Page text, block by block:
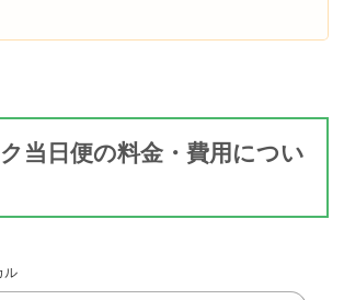
当日便の料金・費用につい
ル